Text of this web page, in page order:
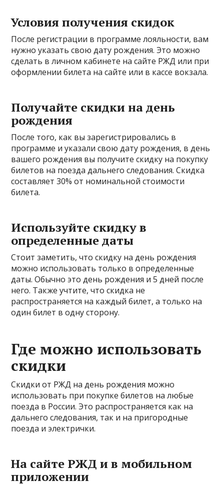
Условия получения скидок
После регистрации в программе лояльности, вам
нужно указать свою дату рождения. Это можно
сделать в личном кабинете на сайте РЖД или при
оформлении билета на сайте или в кассе вокзала.
Получайте скидки на день
рождения
После того, как вы зарегистрировались в
программе и указали свою дату рождения, в день
вашего рождения вы получите скидку на покупку
билетов на поезда дальнего следования. Скидка
составляет 30% от номинальной стоимости
билета.
Используйте скидку в
определенные даты
Стоит заметить, что скидку на день рождения
можно использовать только в определенные
даты. Обычно это день рождения и 5 дней после
него. Также учтите, что скидка не
распространяется на каждый билет, а только на
один билет в одну сторону.
Где можно использовать
скидки
Скидки от РЖД на день рождения можно
использовать при покупке билетов на любые
поезда в России. Это распространяется как на
дальнего следования, так и на пригородные
поезда и электрички.
На сайте РЖД и в мобильном
приложении